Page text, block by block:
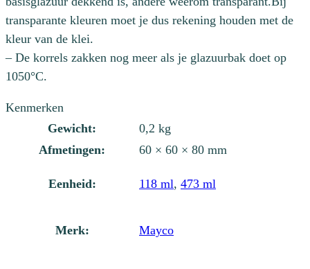
transparante kleuren moet je dus rekening houden met de
kleur van de klei.
– De korrels zakken nog meer als je glazuurbak doet op
1050°C.
Kenmerken
Gewicht:
0,2 kg
Afmetingen:
60 × 60 × 80 mm
Eenheid: 118 ml, 473 ml
Merk: Mayco